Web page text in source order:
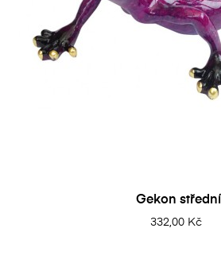
Gekon střední
332,00 Kč